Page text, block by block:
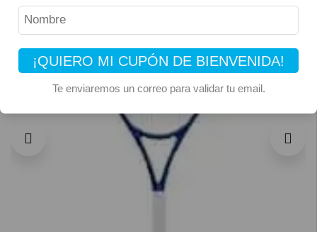
¡QUIERO MI CUPÓN DE BIENVENIDA!
Te enviaremos un correo para validar tu email.